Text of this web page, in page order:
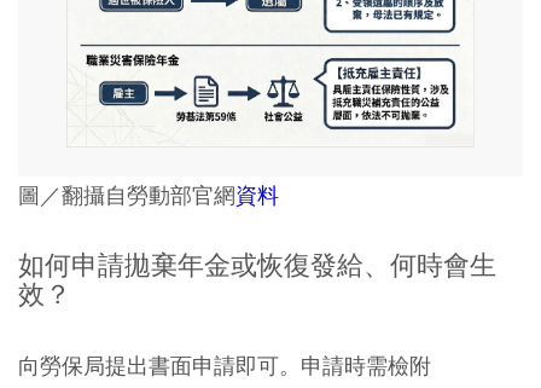
圖／翻攝自勞動部官網資料
如何申請拋棄年金或恢復發給、何時會生
效？
向勞保局提出書面申請即可。申請時需檢附